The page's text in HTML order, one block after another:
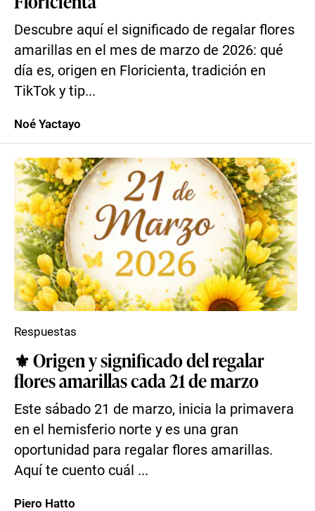
Descubre aquí el significado de regalar flores
amarillas en el mes de marzo de 2026: qué
día es, origen en Floricienta, tradición en
TikTok y tip...
Noé Yactayo
⚜️ Origen y significado del regalar
flores amarillas cada 21 de marzo
Este sábado 21 de marzo, inicia la primavera
en el hemisferio norte y es una gran
oportunidad para regalar flores amarillas.
Aquí te cuento cuál ...
Respuestas
Piero Hatto